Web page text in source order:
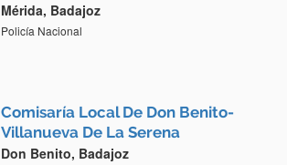
Mérida, Badajoz
Policía Nacional
Comisaría Local De Don Benito-
Villanueva De La Serena
Don Benito, Badajoz